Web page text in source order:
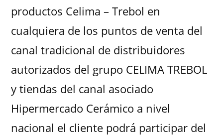
productos Celima – Trebol en
cualquiera de los puntos de venta del
canal tradicional de distribuidores
autorizados del grupo CELIMA TREBOL
y tiendas del canal asociado
Hipermercado Cerámico a nivel
nacional el cliente podrá participar del